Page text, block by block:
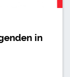
in